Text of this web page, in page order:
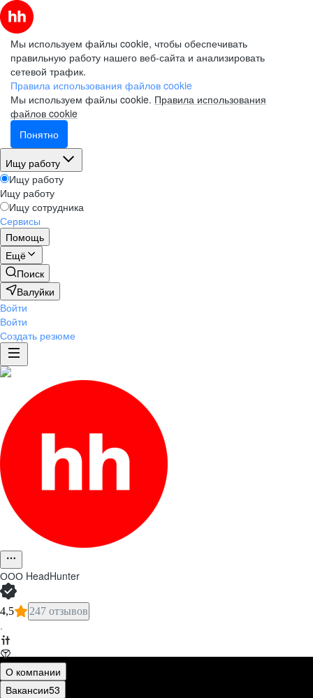
Мы используем файлы cookie, чтобы обеспечивать
правильную работу нашего веб-сайта и анализировать
сетевой трафик.
Правила использования файлов cookie
Мы используем файлы cookie. Правила использования
файлов cookie
Понятно
Ищу работу
Ищу работу
Ищу работу
Ищу сотрудника
Сервисы
Помощь
Ещё
Поиск
Валуйки
Войти
Войти
Создать резюме
ООО HeadHunter
4,5 247 отзывов
·
О компании
Вакансии53